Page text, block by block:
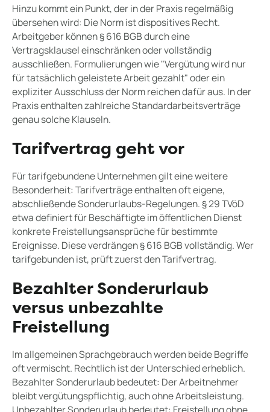
Hinzu kommt ein Punkt, der in der Praxis regelmäßig
übersehen wird: Die Norm ist dispositives Recht.
Arbeitgeber können § 616 BGB durch eine
Vertragsklausel einschränken oder vollständig
ausschließen. Formulierungen wie "Vergütung wird nur
für tatsächlich geleistete Arbeit gezahlt" oder ein
expliziter Ausschluss der Norm reichen dafür aus. In der
Praxis enthalten zahlreiche Standardarbeitsverträge
genau solche Klauseln.
Tarifvertrag geht vor
Für tarifgebundene Unternehmen gilt eine weitere
Besonderheit: Tarifverträge enthalten oft eigene,
abschließende Sonderurlaubs-Regelungen. § 29 TVöD
etwa definiert für Beschäftigte im öffentlichen Dienst
konkrete Freistellungsansprüche für bestimmte
Ereignisse. Diese verdrängen § 616 BGB vollständig. Wer
tarifgebunden ist, prüft zuerst den Tarifvertrag.
Bezahlter Sonderurlaub
versus unbezahlte
Freistellung
Im allgemeinen Sprachgebrauch werden beide Begriffe
oft vermischt. Rechtlich ist der Unterschied erheblich.
Bezahlter Sonderurlaub bedeutet: Der Arbeitnehmer
bleibt vergütungspflichtig, auch ohne Arbeitsleistung.